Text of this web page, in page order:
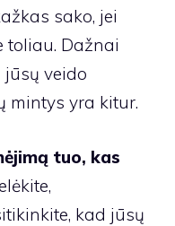
sako, jei
toliau. Dažnai
veido
mintys yra kitur.
tuo, kas
kad jūsų